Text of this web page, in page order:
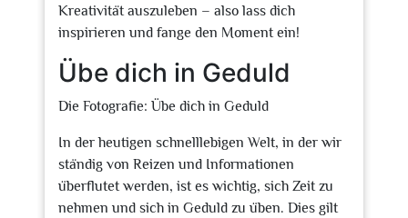
Kreativität auszuleben – also lass dich
inspirieren und fange den Moment ein!
Übe dich in Geduld
Die Fotografie: Übe dich in Geduld
In der heutigen schnelllebigen Welt, in der wir
ständig von Reizen und Informationen
überflutet werden, ist es wichtig, sich Zeit zu
nehmen und sich in Geduld zu üben. Dies gilt